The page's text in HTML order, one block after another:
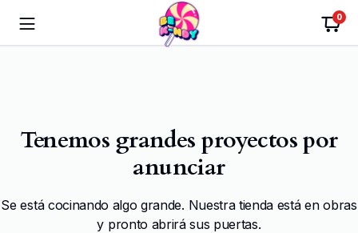
0
Tenemos grandes proyectos por
anunciar
Se está cocinando algo grande. Nuestra tienda está en obras
y pronto abrirá sus puertas.